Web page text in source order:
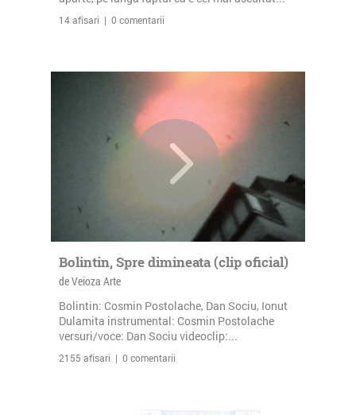
14 afisari | 0 comentarii
Bolintin, Spre dimineata (clip oficial)
de Veioza Arte
Bolintin: Cosmin Postolache, Dan Sociu, Ionut
Dulamita instrumental: Cosmin Postolache
versuri/voce: Dan Sociu videoclip:...
2155 afisari | 0 comentarii